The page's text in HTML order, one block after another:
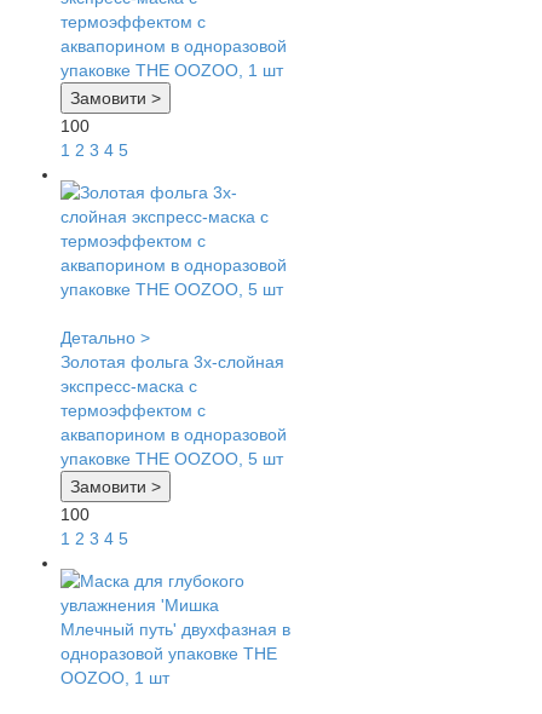
термоэффектом с
аквапорином в одноразовой
упаковке THE OOZOO, 1 шт
Замовити >
100
1 2 3 4 5
Детально >
Золотая фольга 3х-слойная
экспресс-маска с
термоэффектом с
аквапорином в одноразовой
упаковке THE OOZOO, 5 шт
Замовити >
100
1 2 3 4 5